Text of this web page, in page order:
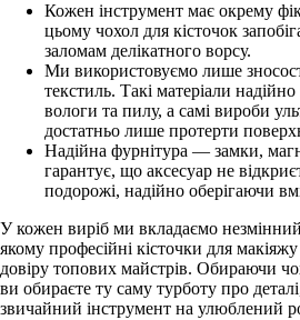
Кожен інструмент має окрему
цьому чохол для кісточок
заломам делікатного ворсу.
Ми використовуємо лише
текстиль. Такі матеріали
вологи та пилу, а самі вироби
достатньо лише протерти
Надійна фурнітура — замки,
гарантує, що аксесуар не
подорожі, надійно оберігаючи
У кожен виріб ми вкладаємо незмінний
якому професійні кісточки для
довіру топових майстрів. Обираючи
ви обираєте ту саму турботу про
звичайний інструмент на улюблений